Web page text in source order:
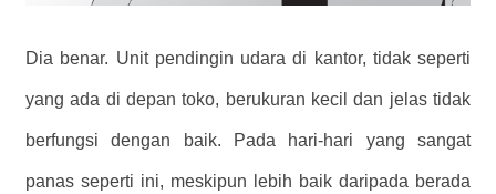
Dia benar. Unit pendingin udara di kantor, tidak seperti
yang ada di depan toko, berukuran kecil dan jelas tidak
berfungsi dengan baik. Pada hari-hari yang sangat
panas seperti ini, meskipun lebih baik daripada berada